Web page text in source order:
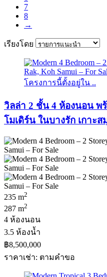
7
8
→
เรียงโดย
โครงการนี้ตั้งอยู่ใน ..
วิลล่า 2 ชั้น 4 ห้องนอน พ
โมเดิร์น ในบางรัก เกาะ
235 m2
287 m2
4 ห้องนอน
3.5 ห้องน้ำ
฿8,500,000
ราคาเช่า: ตามคําขอ